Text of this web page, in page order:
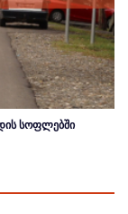
სოფლებში